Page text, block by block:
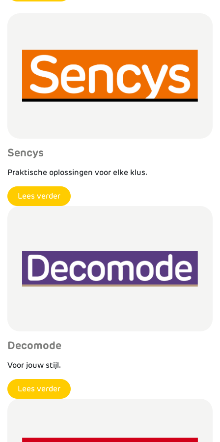
Sencys
Praktische oplossingen voor elke klus.
Lees verder
Decomode
Voor jouw stijl.
Lees verder